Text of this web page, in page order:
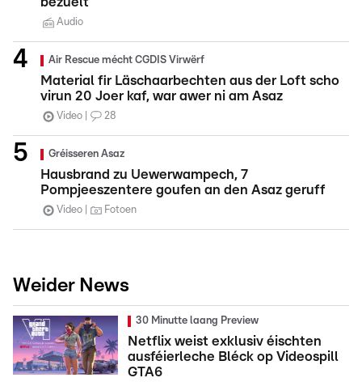
Audio
Air Rescue mécht CGDIS Virwërf
Material fir Läschaarbechten aus der Loft scho
virun 20 Joer kaf, war awer ni am Asaz
Video 28
Gréisseren Asaz
Hausbrand zu Uewerwampech, 7
Pompjeeszentere goufen an den Asaz geruff
Video Fotoen
Weider News
30 Minutte laang Preview
Netflix weist exklusiv éischten
ausféierleche Bléck op Videospill
GTA6